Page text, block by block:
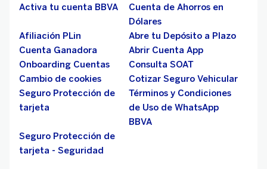
Activa tu cuenta BBVA
Cuenta de Ahorros en
Dólares
Afiliación PLin
Abre tu Depósito a Plazo
Cuenta Ganadora
Abrir Cuenta App
Onboarding Cuentas
Consulta SOAT
Cambio de cookies
Cotizar Seguro Vehicular
Seguro Protección de
tarjeta
Términos y Condiciones
de Uso de WhatsApp
BBVA
Seguro Protección de
tarjeta - Seguridad